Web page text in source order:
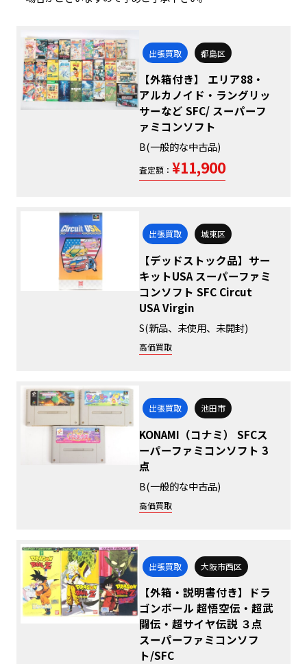
出張買取 都島区
【外箱付き】 エリア88・
アルカノイド・ラングリッ
サーなど SFC/ スーパーフ
ァミコンソフト
B(一般的な中古品)
査定額： ¥11,900
出張買取 城東区
【デッドストック品】サー
キットUSA スーパーファミ
コンソフト SFC Circut
USA Virgin
S(新品、未使用、未開封)
高価買取
出張買取 池田市
KONAMI（コナミ） SFCス
ーパーファミコンソフト 3
点
B(一般的な中古品)
高価買取
出張買取 大阪市西区
【外箱・説明書付き】ドラ
ゴンボール 超悟空伝・超武
闘伝・超サイヤ伝説 ３点
スーパーファミコンソフ
ト/SFC